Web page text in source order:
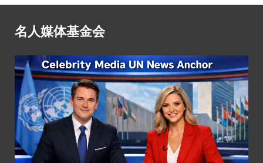
名人媒体基金会